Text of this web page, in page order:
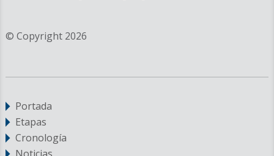
© Copyright 2026
Portada
Etapas
Cronología